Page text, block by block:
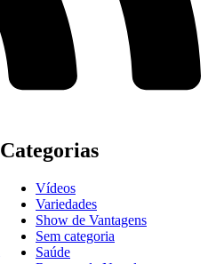
Categorias
Vídeos
Variedades
Show de Vantagens
Sem categoria
Saúde